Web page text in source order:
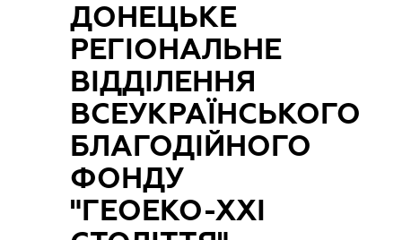
ДОНЕЦЬКЕ
РЕГІОНАЛЬНЕ
ВІДДІЛЕННЯ
ВСЕУКРАЇНСЬКОГО
БЛАГОДІЙНОГО
ФОНДУ
"ГЕОЕКО-ХХІ